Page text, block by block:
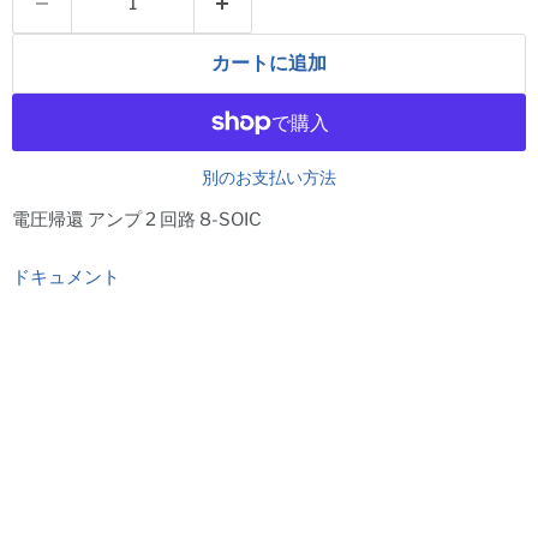
カートに追加
別のお支払い方法
電圧帰還 アンプ 2 回路 8-SOIC
ドキュメント